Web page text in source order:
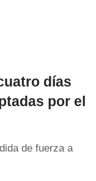
días
por el
de fuerza a